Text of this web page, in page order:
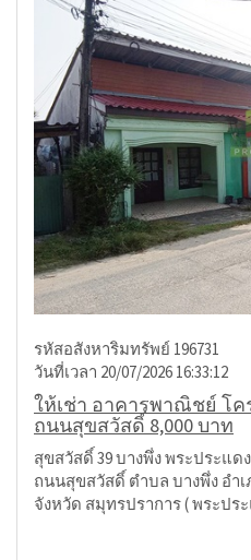
รหัสอสังหาริมทรัพย์ 196731
วันที่เวลา 20/07/2026 16:33:12
ให้เช่า อาคารพาณิชย์ โ
ถนนสุขสวัสดิ์ 8,000 บาท
สุขสวัสดิ์ 39 บางพึ่ง พระประแดง
ถนนสุขสวัสดิ์ ตำบล บางพึ่ง อำ
จังหวัด สมุทรปราการ ( พระปร